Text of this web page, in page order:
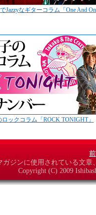
Jazzyなギターコラム「One And
ックコラム「ROCK TONIGHT」
ガジンに使用されている文
Copyright (C) 2009